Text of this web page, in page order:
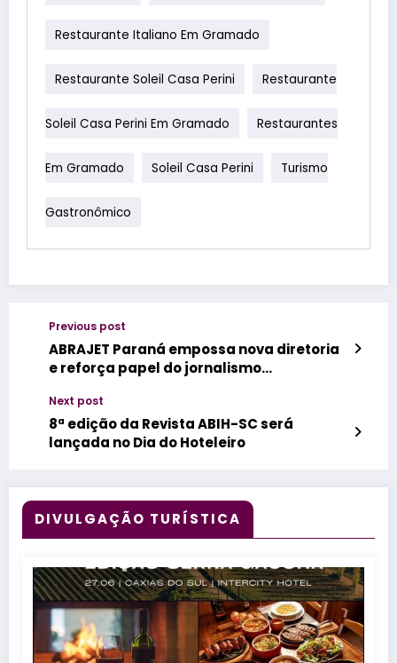
Restaurante Italiano Em Gramado
Restaurante Soleil Casa Perini Restaurante
Soleil Casa Perini Em Gramado Restaurantes
Em Gramado Soleil Casa Perini Turismo
Gastronômico
Previous post
ABRAJET Paraná empossa nova diretoria
e reforça papel do jornalismo
turismo
Next post
8ª edição da Revista ABIH-SC será
lançada no Dia do Hoteleiro
DIVULGAÇÃO TURÍSTICA